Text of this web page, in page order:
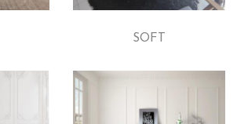
SOFT